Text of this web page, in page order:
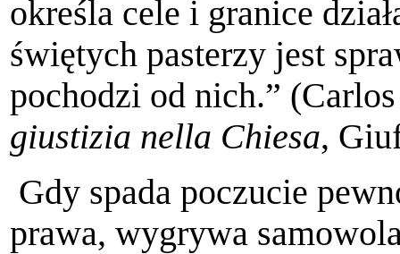
określa cele i granice
świętych pasterzy jest
pochodzi od nich.”
giustizia nella Chiesa,
Gdy spada poczucie
prawa, wygrywa